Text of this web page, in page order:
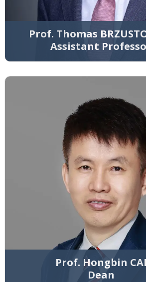
Prof. Thomas
Assistant
Prof. Hongbin CAI
Dean